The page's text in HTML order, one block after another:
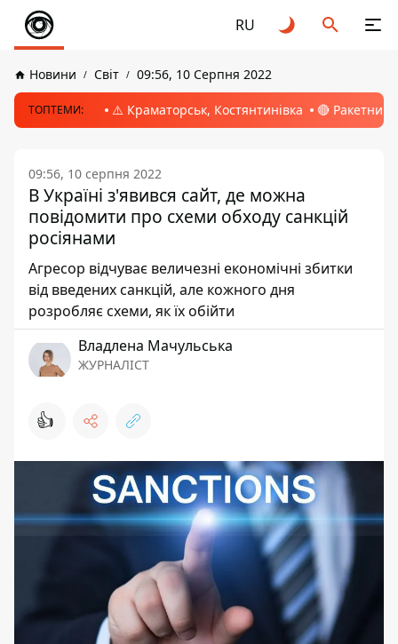
RU
Новини Світ 09:56, 10 Серпня 2022
ТОПТЕМИ: ⚠️ Краматорськ, Костянтинівка 🔴 Ракетний
09:56, 10 серпня 2022
В Україні з'явився сайт, де можна
повідомити про схеми обходу санкцій
росіянами
Агресор відчуває величезні економічні збитки
від введених санкцій, але кожного дня
розробляє схеми, як їх обійти
Владлена Мачульська
ЖУРНАЛІСТ
👍